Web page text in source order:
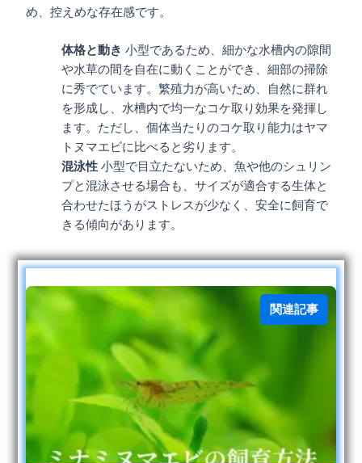
め、控えめな存在感です。
体格と動き 小型であるため、細かな水槽内の隙間
や水草の間を自在に動くことができ、細部の掃除
に秀でています。繁殖力が高いため、自然に群れ
を形成し、水槽内で均一なコケ取り効果を発揮し
ます。ただし、個体当たりのコケ取り能力はヤマ
トヌマエビに比べると劣ります。
混泳性 小型で目立たないため、魚や他のシュリン
プと混泳させる場合も、サイズが適合する生体と
合わせたほうがストレスが少なく、安全に飼育で
きる傾向があります。
関連記事